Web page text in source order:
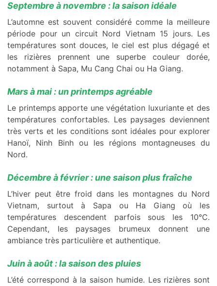
Septembre à novembre : la saison idéale
L’automne est souvent considéré comme la meilleure
période pour un circuit Nord Vietnam 15 jours. Les
températures sont douces, le ciel est plus dégagé et
les rizières prennent une superbe couleur dorée,
notamment à Sapa, Mu Cang Chai ou Ha Giang.
Mars à mai : un printemps agréable
Le printemps apporte une végétation luxuriante et des
températures confortables. Les paysages deviennent
très verts et les conditions sont idéales pour explorer
Hanoï, Ninh Binh ou les régions montagneuses du
Nord.
Décembre à février : une saison plus fraîche
L’hiver peut être froid dans les montagnes du Nord
Vietnam, surtout à Sapa ou Ha Giang où les
températures descendent parfois sous les 10°C.
Cependant, les paysages brumeux donnent une
ambiance très particulière et authentique.
Juin à août : la saison des pluies
L’été correspond à la saison humide. Les rizières sont